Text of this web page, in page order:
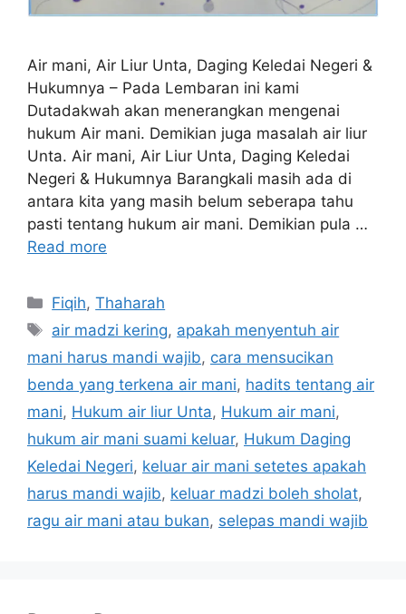
Air mani, Air Liur Unta, Daging Keledai Negeri &
Hukumnya – Pada Lembaran ini kami
Dutadakwah akan menerangkan mengenai
hukum Air mani. Demikian juga masalah air liur
Unta. Air mani, Air Liur Unta, Daging Keledai
Negeri & Hukumnya Barangkali masih ada di
antara kita yang masih belum seberapa tahu
pasti tentang hukum air mani. Demikian pula …
Read more
Categories
Fiqih,Thaharah
Tags
air madzi kering, apakah menyentuh air
mani harus mandi wajib, cara mensucikan
benda yang terkena air mani, hadits tentang air
mani, Hukum air liur Unta, Hukum air mani,
hukum air mani suami keluar, Hukum Daging
Keledai Negeri, keluar air mani setetes apakah
harus mandi wajib, keluar madzi boleh sholat,
ragu air mani atau bukan, selepas mandi wajib